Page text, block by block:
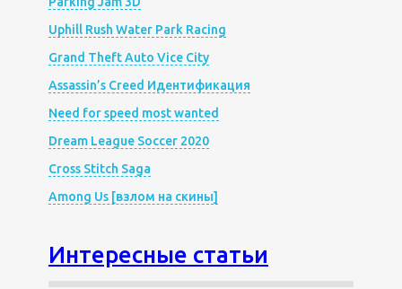
Uphill Rush Water Park Racing
Grand Theft Auto Vice City
Assassin’s Creed Идентификация
Need for speed most wanted
Dream League Soccer 2020
Cross Stitch Saga
Among Us [взлом на скины]
Интересные статьи